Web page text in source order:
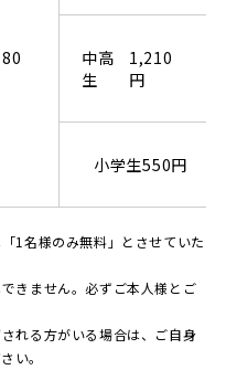
中高
生
1,210
円
小学生550円
1名様のみ無料」とさせていた
きません。必ずご本人様とご
れる方がいる場合は、ご自身
い。